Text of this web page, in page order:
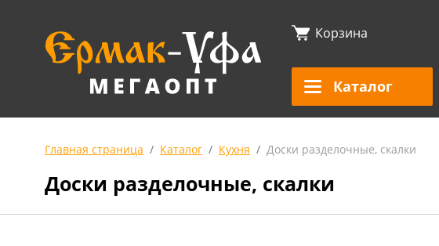
Корзина
Каталог
Главная страница Каталог Кухня Доски разделочные, скалки
Доски разделочные, скалки